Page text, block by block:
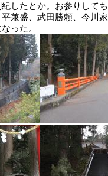
したとか。お参りして
兼盛、武田勝頼、今川
った。